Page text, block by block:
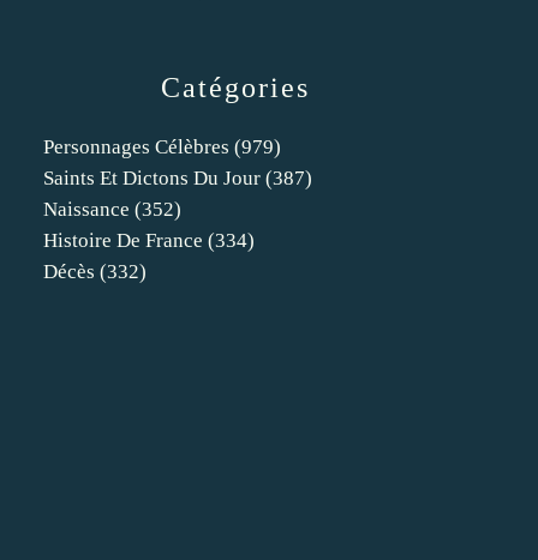
Catégories
Personnages Célèbres (979)
Saints Et Dictons Du Jour (387)
Naissance (352)
Histoire De France (334)
Décès (332)